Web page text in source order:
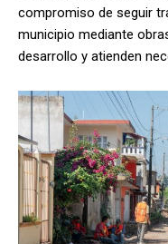
compromiso de seguir
municipio mediante
desarrollo y atienden